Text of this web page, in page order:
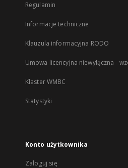
Regulamin
Informacje techniczne
Klauzula informacyjna RODO
Umowa licencyjna niewyłączna -
Klaster WMBC
Statystyki
Konto użytkownika
Zaloguj się